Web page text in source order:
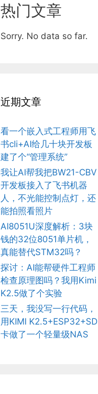
热门文章
Sorry. No data so far.
近期文章
看一个嵌入式工程师用飞
书cli+AI给几十块开发板
建了个“管理系统”
我让AI帮我把BW21-CBV
开发板接入了飞书机器
人，不光能控制点灯，还
能拍照看照片
AI8051U深度解析：3块
钱的32位8051单片机，
真能替代STM32吗？
探讨：AI能帮硬件工程师
检查原理图吗？我用Kimi
K2.5做了个实验
三天，我没写一行代码，
用KIMI K2.5+ESP32+SD
卡做了一个轻量级NAS